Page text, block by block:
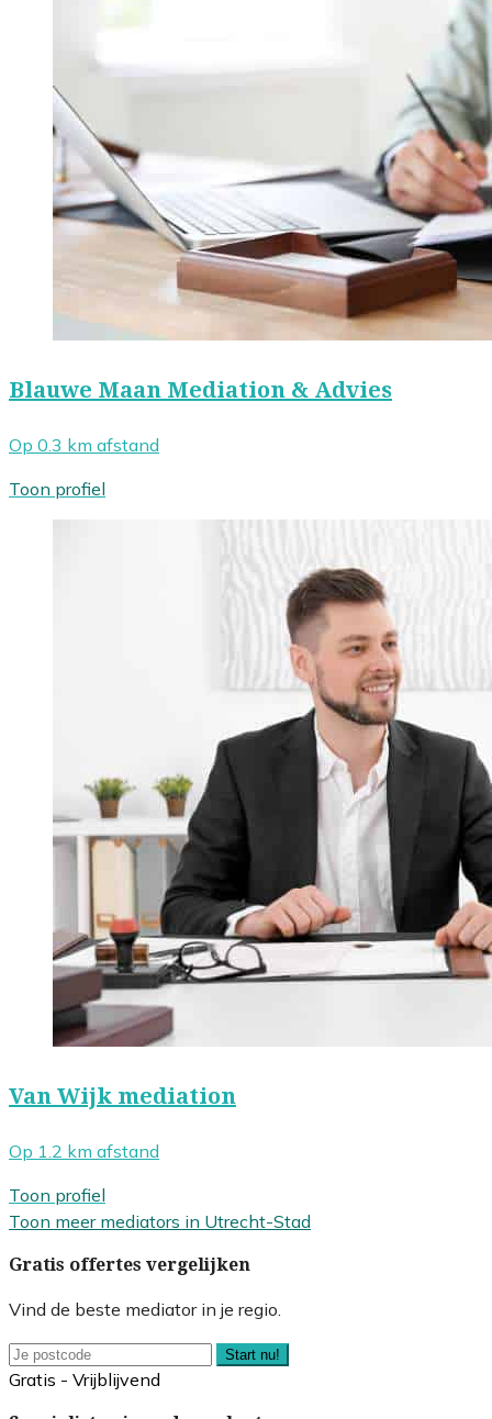
Blauwe Maan Mediation & Advies
Op 0.3 km afstand
Toon profiel
Van Wijk mediation
Op 1.2 km afstand
Toon profiel
Toon meer mediators in Utrecht-Stad
Gratis offertes vergelijken
Vind de beste mediator in je regio.
Start nu!
Gratis - Vrijblijvend